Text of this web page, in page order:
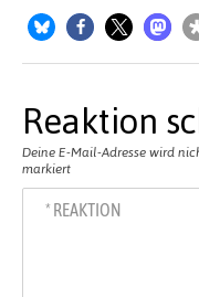
Reaktion
Deine E-Mail-Adresse wird
markiert